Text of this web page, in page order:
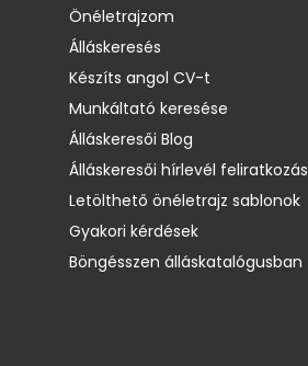
Önéletrajzom
Álláskeresés
Készíts angol CV-t
Munkáltató keresése
Álláskeresői Blog
Álláskeresői hírlevél feliratkozás
Letölthető önéletrajz sablonok
Gyakori kérdések
Böngésszen álláskatalógusban